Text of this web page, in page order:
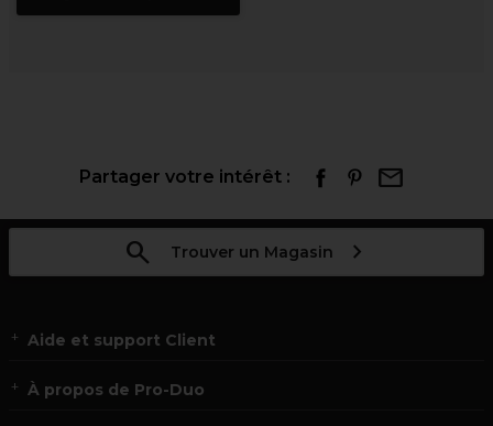
Partager votre intérêt :
Trouver un Magasin
Aide et support Client
À propos de Pro-Duo